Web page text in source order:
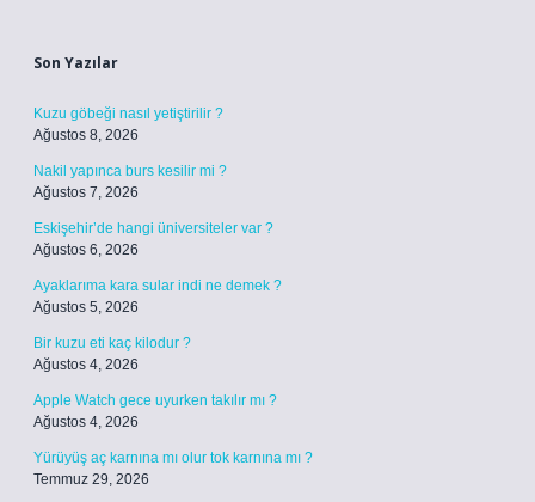
Son Yazılar
Kuzu göbeği nasıl yetiştirilir ?
Ağustos 8, 2026
Nakil yapınca burs kesilir mi ?
Ağustos 7, 2026
Eskişehir’de hangi üniversiteler var ?
Ağustos 6, 2026
Ayaklarıma kara sular indi ne demek ?
Ağustos 5, 2026
Bir kuzu eti kaç kilodur ?
Ağustos 4, 2026
Apple Watch gece uyurken takılır mı ?
Ağustos 4, 2026
Yürüyüş aç karnına mı olur tok karnına mı ?
Temmuz 29, 2026